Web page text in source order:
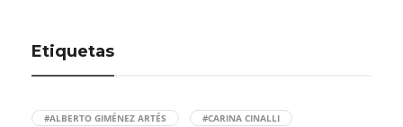
Etiquetas
#ALBERTO GIMÉNEZ ARTÉS #CARINA CINALLI